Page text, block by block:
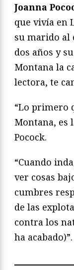
Joanna
que vivía en
su marido al
dos años y
Montana la
lectora, te
“Lo primero
Montana, es
Pocock.
“Cuando
ver cosas
cumbres
de las
contra los
ha acabado)”.